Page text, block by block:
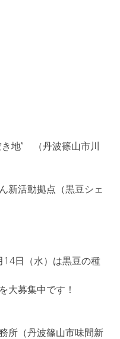
き地” （丹波篠山市川
新活動拠点（黒豆シェ
日（水）は黒豆の種
大募集中です！
（丹波篠山市味間新